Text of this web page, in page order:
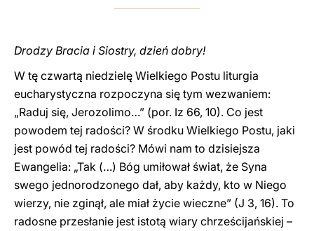
Drodzy Bracia i Siostry, dzień dobry!
W tę czwartą niedzielę Wielkiego Postu liturgia
eucharystyczna rozpoczyna się tym wezwaniem:
„Raduj się, Jerozolimo…” (por. Iz 66, 10). Co jest
powodem tej radości? W środku Wielkiego Postu, jaki
jest powód tej radości? Mówi nam to dzisiejsza
Ewangelia: „Tak (…) Bóg umiłował świat, że Syna
swego jednorodzonego dał, aby każdy, kto w Niego
wierzy, nie zginął, ale miał życie wieczne” (J 3, 16). To
radosne przesłanie jest istotą wiary chrześcijańskiej –